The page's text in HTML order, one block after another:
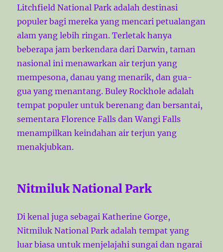
Litchfield National Park adalah destinasi
populer bagi mereka yang mencari petualangan
alam yang lebih ringan. Terletak hanya
beberapa jam berkendara dari Darwin, taman
nasional ini menawarkan air terjun yang
mempesona, danau yang menarik, dan gua-
gua yang menantang. Buley Rockhole adalah
tempat populer untuk berenang dan bersantai,
sementara Florence Falls dan Wangi Falls
menampilkan keindahan air terjun yang
menakjubkan.
Nitmiluk National Park
Di kenal juga sebagai Katherine Gorge,
Nitmiluk National Park adalah tempat yang
luar biasa untuk menjelajahi sungai dan ngarai